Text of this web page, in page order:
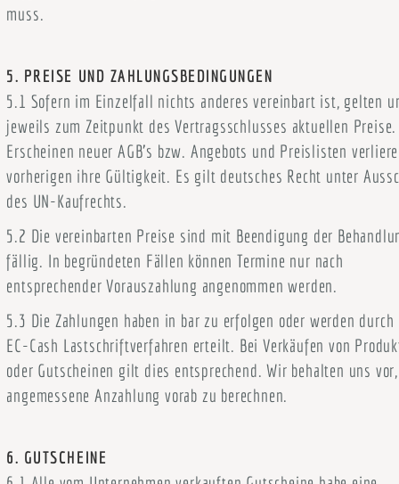
muss.
5. PREISE UND ZAHLUNGSBEDINGUNGEN
5.1 Sofern im Einzelfall nichts anderes vereinbart ist, gelten
jeweils zum Zeitpunkt des Vertragsschlusses aktuellen
Erscheinen neuer AGB’s bzw. Angebots und Preislisten
vorherigen ihre Gültigkeit. Es gilt deutsches Recht unter
des UN-Kaufrechts.
5.2 Die vereinbarten Preise sind mit Beendigung der
fällig. In begründeten Fällen können Termine nur nach
entsprechender Vorauszahlung angenommen werden.
5.3 Die Zahlungen haben in bar zu erfolgen oder werden durch
EC-Cash Lastschriftverfahren erteilt. Bei Verkäufen von
oder Gutscheinen gilt dies entsprechend. Wir behalten uns
angemessene Anzahlung vorab zu berechnen.
6. GUTSCHEINE